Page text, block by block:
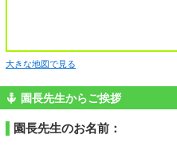
大きな地図で見る
園長先生からご挨拶
園長先生のお名前：